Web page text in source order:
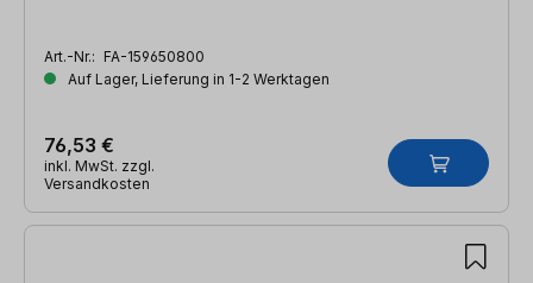
Art.-Nr.: FA-159650800
Auf Lager, Lieferung in 1-2 Werktagen
76,53 €
inkl. MwSt. zzgl.
Versandkosten